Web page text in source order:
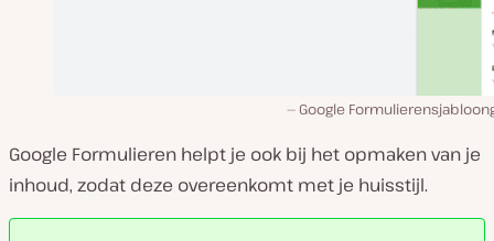
Google
Google Formulieren helpt je ook bij het opmaken van je
inhoud, zodat deze overeenkomt met je huisstijl.